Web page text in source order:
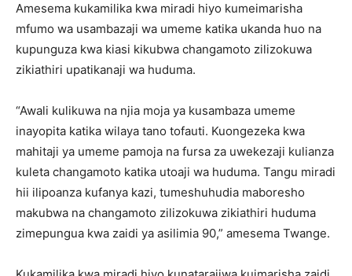
Amesema kukamilika kwa miradi hiyo kumeimarisha
mfumo wa usambazaji wa umeme katika ukanda huo na
kupunguza kwa kiasi kikubwa changamoto zilizokuwa
zikiathiri upatikanaji wa huduma.
“Awali kulikuwa na njia moja ya kusambaza umeme
inayopita katika wilaya tano tofauti. Kuongezeka kwa
mahitaji ya umeme pamoja na fursa za uwekezaji kulianza
kuleta changamoto katika utoaji wa huduma. Tangu miradi
hii ilipoanza kufanya kazi, tumeshuhudia maboresho
makubwa na changamoto zilizokuwa zikiathiri huduma
zimepungua kwa zaidi ya asilimia 90,” amesema Twange.